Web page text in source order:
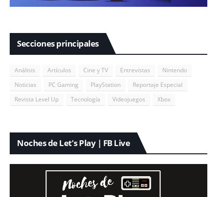
Secciones principales
Análisis Artículos Cine y TV Entrevistas
Nintendo
Noticias
PC Gaming PlayStation
Reportaje Especial
Revista Level Up
Tecnología Videojuegos Xbox
Noches de Let's Play | FB Live